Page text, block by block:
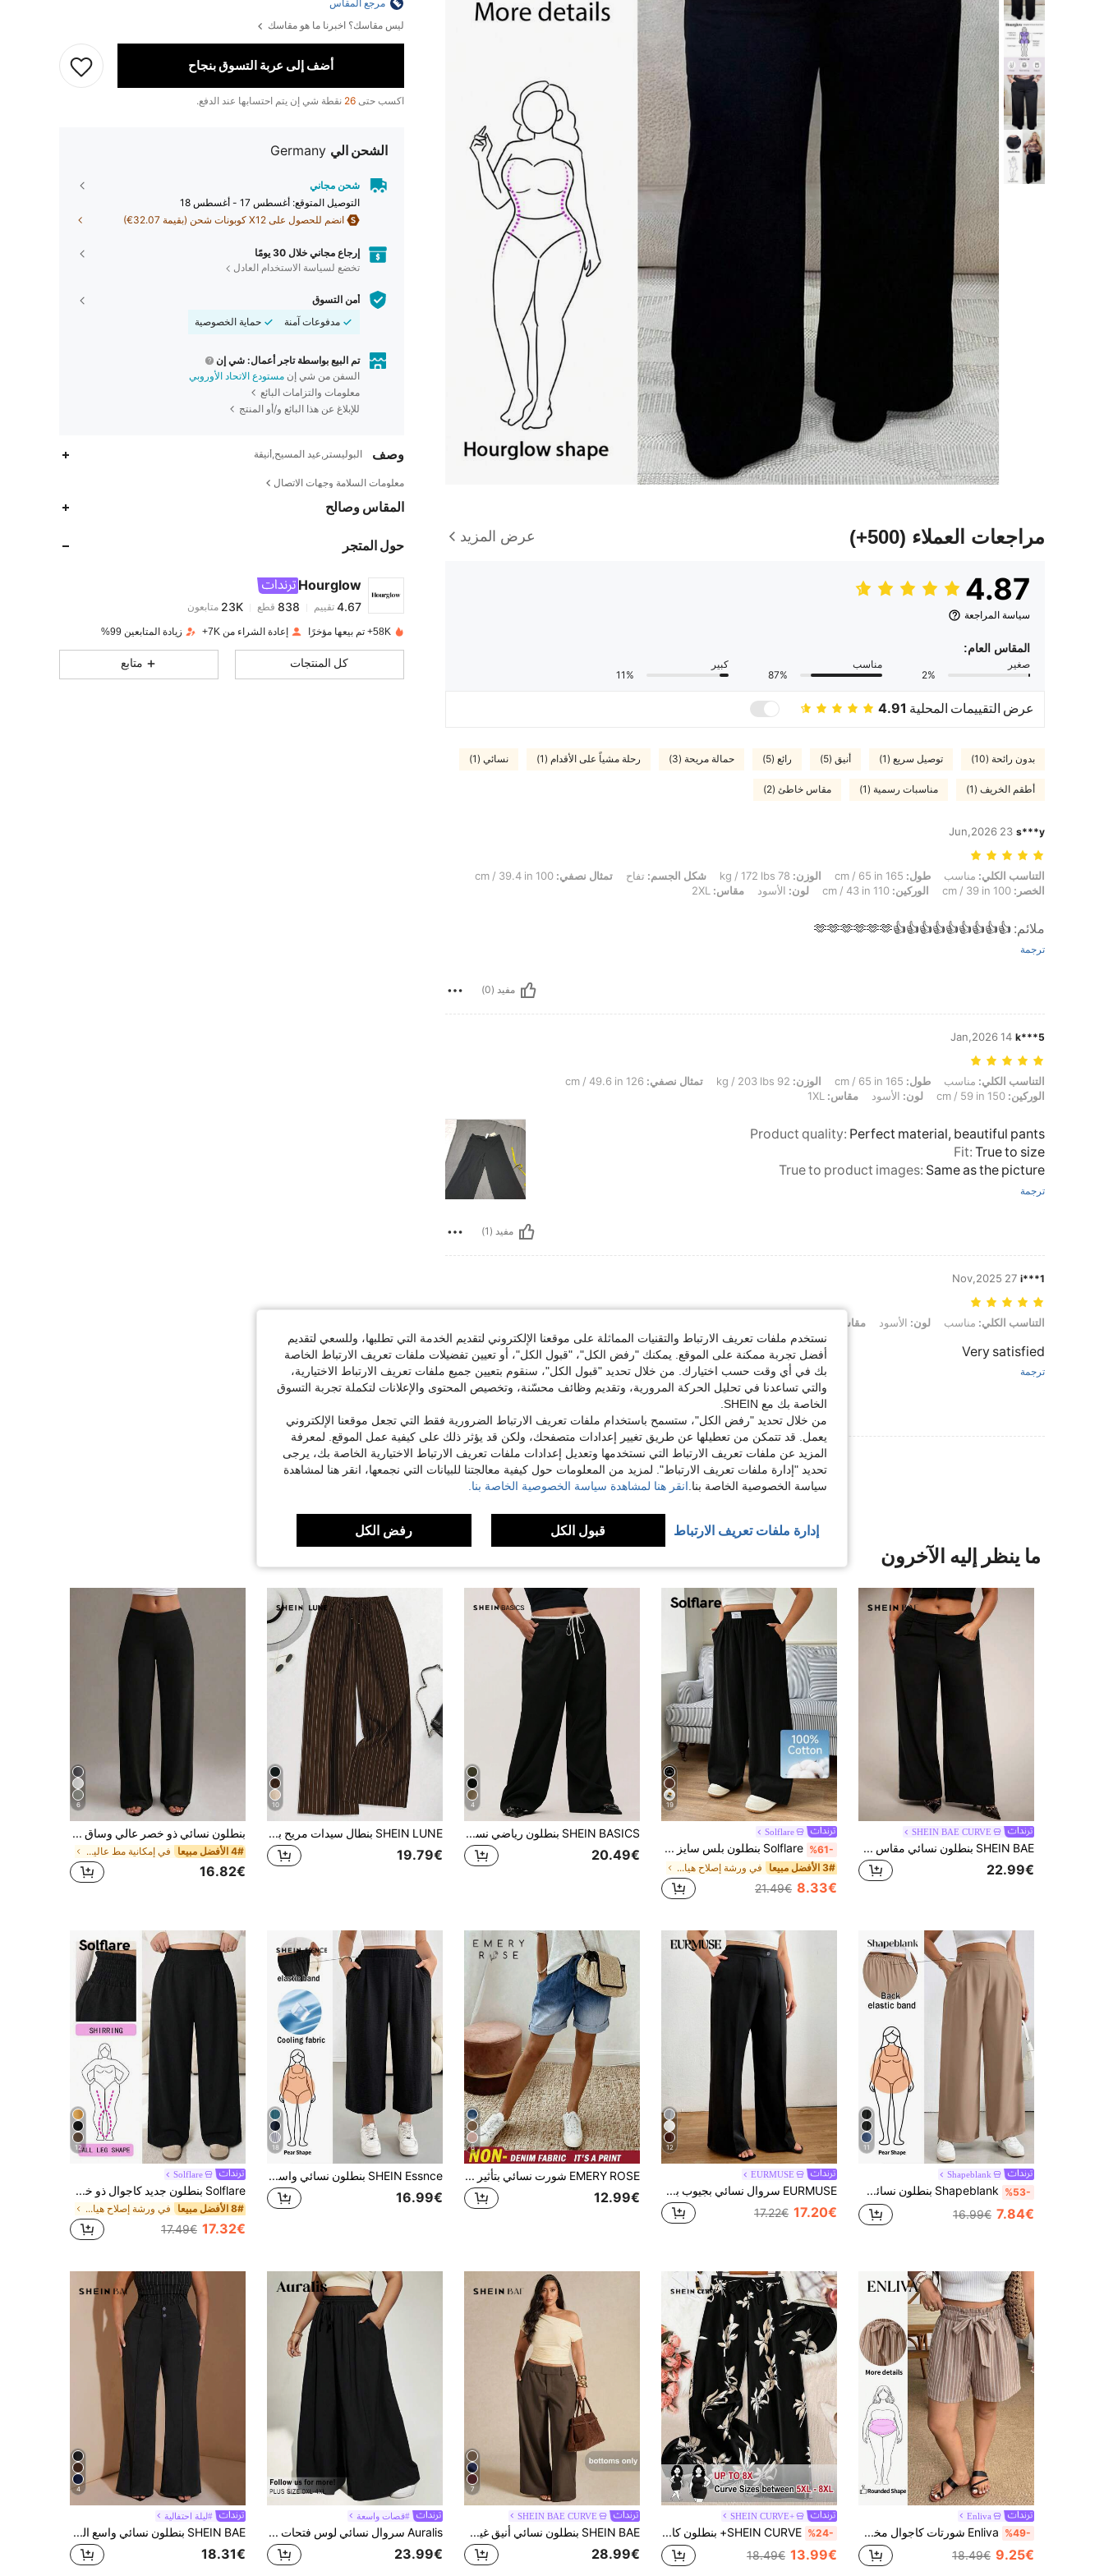
مراجعات العملاء (500+) عرض المزيد
4.87
سياسة المراجعة
المقاس العام:
صغير
2%
مناسب
87%
كبير
11%
عرض التقييمات المحلية 4.91
بدون رائحة (10) توصيل سريع (1) أنيق (5) رائع (5) حمالة مريحة (3) رحلة مشياً على الأقدام (1) نسائي (1)
أطقم الخريف (1) مناسبات رسمية (1) مقاس خاطئ (2)
s***y
23 Jun,2026
التناسب الكلي: مناسب, طول: 165 cm / 65 in, الوزن: 78 kg / 172 lbs, شكل الجسم: تفاح, تمثال نصفي: 100 cm / 39.4 in, الخصر: 100 cm / 39 in, الوركين: 110 cm / 43 in, لون: الأسود, مقاس: 2XL
التناسب الكلي: مناسب طول: الوزن: شكل الجسم: تفاح تمثال نصفي:
الخصر:
الوركين: لون: الأسود مقاس:
ملائم:
👍👍👍👍👍👍👍👍👍🫶🫶🫶🫶🫶🫶
ترجمة
مفيد (0)
k***5
14 Jan,2026
التناسب الكلي: مناسب, طول: 165 cm / 65 in, الوزن: 92 kg / 203 lbs, تمثال نصفي: 126 cm / 49.6 in, الوركين: 150 cm / 59 in, لون: الأسود, مقاس: 1XL
التناسب الكلي: مناسب طول: الوزن: تمثال نصفي:
الوركين:
لون: الأسود مقاس:
Product quality: Perfect material, beautiful pants
Fit: True to size
True to product images: Same as the picture
ترجمة
مفيد (1)
i***1
27 Nov,2025
التناسب الكلي: مناسب, لون: الأسود, مقاس: 2XL
التناسب الكلي: مناسب لون: الأسود مقاس:
Very satisfied
ترجمة
عرض المزيد من المراجعات
مرجع المقاس
ليس مقاسك؟ اخبرنا ما هو مقاسك
أضف إلى عربة التسوق بنجاح
اكسب حتى 26 نقطة شي إن يتم احتسابها عند الدفع.
الشحن الي Germany
شحن مجاني
التوصيل المتوقع: أغسطس 17 - أغسطس 18
انضم للحصول على X12 كوبونات شحن (بقيمة 32.07€)
إرجاع مجاني خلال 30 يومًا
تخضع لسياسة الاستخدام العادل
أمن التسوق
مدفوعات آمنة
حماية الخصوصية
تم البيع بواسطة تاجر أعمال: شي إن
السفن من شي إن مستودع الاتحاد الأوروبي
معلومات والتزامات البائع
للإبلاغ عن هذا البائع و/أو المنتج
وصف البوليستر,عيد المسيح,أنيقة
معلومات السلامة وجهات الاتصال
المقاس وصالح
حول المتجر
Hourglow
4.67
4.67
838قطع
c***a تم دفعمنذ 1 يوم
4.67
838
23K
58K+ تم بيعها مؤخرًا إعادة الشراء من 7K+ زيادة المتابعين 99%
كل المنتجات متابع
ما ينظر إليه الآخرون
SHEIN BAE CURVE
SHEIN BAE بنطلون نسائي مقاس كبير للربيع/الصيف، كاجوال، شارع عالي، فضفاض/مُحكم، بجيوب سوداء، ساق مستقيمة وواسعة، بنطلون مكتبي، أزياء خصر منخفض/متوسط، مناسب لمناسبات عيد الحب، الشاي بعد الظهر، العمل، المدرسة، الكرنفال، الشاطئ، العطلات، العودة إلى المدرسة، فتاة رائعة
22.99€
19
Solflare
%61- Solflare بنطلون بلس سايز كاجوال أسود بسيط متعدد الاستخدامات جديد
3# الأفضل مبيعا في ورشة إصلاح هياكل السيارات بالإضافة إلى حجم القي
8.33€
21.49€
4
SHEIN BASICS بنطلون رياضي نسائي فضفاض بخصر عالي وساق واسعة منسوج بتصميم ألوان متباينة مع جيوب
20.49€
10
SHEIN LUNE بنطال سيدات مريح بخصر مطاطي مناسب لجميع الأحجام، للخريف والشتاء
19.79€
6
بنطلون نسائي ذو خصر عالي وساق مستقيمة، تصميم جديد للربيع/الصيف باللون الأسود
4# الأفضل مبيعا في إمكانية مط عالية بالإضافة إلى حجم القيعان
16.82€
11
Shapeblank
%53- Shapeblank بنطلون نسائي واسع الساق بخصر مطاطي، بتصميم مريح وفضفاض، مناسب للاستخدام اليومي في الربيع والصيف، بلون المشمش، بتصميم بسيط وعملي، مناسب للعمل والعطلات الصيفية
7.84€
16.99€
12
EURMUSE
EURMUSE سروال نسائي بجيوب بمقاس زائد، سروال بدلة عمل
17.20€
17.22€
6
EMERY ROSE شورت نسائي بتأثير الجينز مريح وقابل للتنفس ذو ملمس كاجوال بسيط للربيع والصيف
12.99€
18
SHEIN Essnce بنطلون نسائي واسع الساق مريح وخفيف للربيع والصيف، قطعة أساسية متعددة الاستخدامات، خصر مطاطي، تصميم بسيط، مناسب للعمل والأزياء الصيفية، أسلوب أوروبي صيفي، طراز مبسط
16.99€
12
Solflare
Solflare بنطلون جديد كاجوال ذو خصر مطاطي وساق واسعة، مصنوع من قماش مخلوط الكتان، مناسب للخروجات والارتداء اليومي والحفلات والتنقل والعودة للمدرسة والمواعيد والمنزل وحفلات عيد الميلاد والمناسبات المتعددة، مقاسات كبيرة
8# الأفضل مبيعا في ورشة إصلاح هياكل السيارات بالإضافة إلى حجم القي
17.32€
17.49€
Enliva
%49- Enliva شورتات كاجوال مخططة بجيوب خصر للنساء مقاس كبير، شورتات كاجوال للربيع/الصيف، شورتات كاجوال للعطلات للنساء، شورتات مخططة، مناسبة لشكل الجسم التفاحي والمستدير
9.25€
18.49€
SHEIN CURVE+
%24- SHEIN CURVE+ بنطلون كاجوال مطبوع للمرأة بمقاسات كبيرة، مناسب لجميع المواسم
13.99€
18.49€
7
SHEIN BAE CURVE
SHEIN BAE بنطلون نسائي أنيق غير متماثل للمكتب، خريف/شتاء، بنطلون نسائي شتوي، بنطلون قطعة واحدة للسيدات خريف شتاء، بنطلون عيد الميلاد للنساء، بنطلون حفلة عيد الميلاد، إطلالة رأس السنة، للنساء، بنطلون حفلة أنيق، بنطلون رسمي للنساء، بنطلون زفاف، بنطلون كبير الحجم للخريف، بنطلون للمرأة كبيرة الحجم، بنطلون للسيدات صيفي، عيد ميلاد للنساء
28.99€
#قصات واسعة
Auralis سروال نسائي لوس فتحات واسعة بلون أسود ومقاس كبير، مناسب جداً لفصل الصيف
23.99€
4
#ليلة احتفالية
SHEIN BAE بنطلون نسائي واسع الخصر مناسب للمكتب والتنقل اليومي، أنيق وكاجوال للشارع، مناسب للمعلمات، بنطلون نسائي
18.31€
نستخدم ملفات تعريف الارتباط والتقنيات المماثلة على موقعنا الإلكتروني لتقديم الخدمة التي تطلبها، وللسعي لتقديم
أفضل تجربة ممكنة على الموقع. يمكنك "رفض الكل"، "قبول الكل"، أو تعيين تفضيلات ملفات تعريف الارتباط الخاصة
بك في أي وقت حسب اختيارك. من خلال تحديد "قبول الكل"، سنقوم بتعيين جميع ملفات تعريف الارتباط الاختيارية،
والتي تساعدنا في تحليل الحركة المرورية، وتقديم وظائف محسّنة، وتخصيص المحتوى والإعلانات لتكملة تجربة التسوق
الخاصة بك مع SHEIN.
من خلال تحديد "رفض الكل"، ستسمح باستخدام ملفات تعريف الارتباط الضرورية فقط التي تجعل موقعنا الإلكتروني
يعمل. قد تتمكن من تعطيلها عن طريق تغيير إعدادات متصفحك، ولكن قد يؤثر ذلك على كيفية عمل الموقع. لمعرفة
المزيد عن ملفات تعريف الارتباط التي نستخدمها وتعديل إعدادات ملفات تعريف الارتباط الاختيارية الخاصة بك، يرجى
تحديد "إدارة ملفات تعريف الارتباط". لمزيد من المعلومات حول كيفية معالجتنا للبيانات التي نجمعها، انقر هنا لمشاهدة
سياسة الخصوصية الخاصة بنا. انقر هنا لمشاهدة سياسة الخصوصية الخاصة بنا.
إدارة ملفات تعريف الارتباط قبول الكل رفض الكل